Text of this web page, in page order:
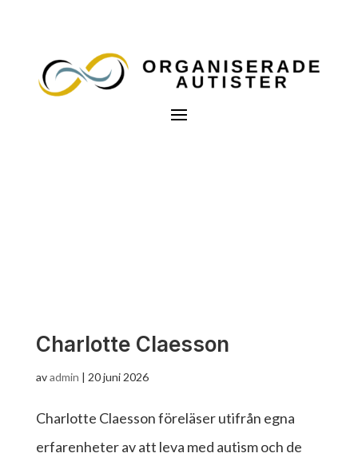
Charlotte Claesson
avadmin | 20 juni 2026
Charlotte Claesson föreläser utifrån egna
erfarenheter av att leva med autism och de